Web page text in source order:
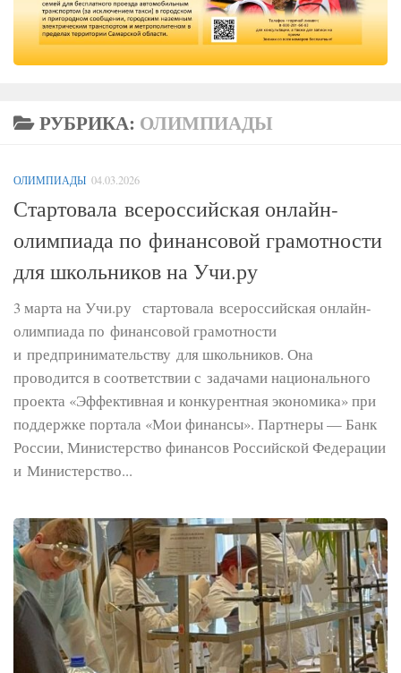
РУБРИКА: ОЛИМПИАДЫ
ОЛИМПИАДЫ 04.03.2026
Стартовала всероссийская онлайн-
олимпиада по финансовой грамотности
для школьников на Учи.ру
3 марта на Учи.ру стартовала всероссийская онлайн-
олимпиада по финансовой грамотности
и предпринимательству для школьников. Она
проводится в соответствии с задачами национального
проекта «Эффективная и конкурентная экономика» при
поддержке портала «Мои финансы». Партнеры — Банк
России, Министерство финансов Российской Федерации
и Министерство...